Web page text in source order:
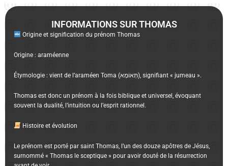
INFORMATIONS SUR THOMAS
Origine et signification du prénom Thomas
Origine : araméenne
Étymologie : vient de l’araméen Toma (תְּאוֹמָא), signifiant « jumeau ».
Thomas est donc un prénom à la fois biblique et universel, évoquant
souvent la dualité, l’intuition ou l’esprit rationnel.
Histoire et évolution
Le prénom est porté par saint Thomas, l’un des douze apôtres de Jésus,
surnommé « Thomas le sceptique » pour avoir douté de la résurrection